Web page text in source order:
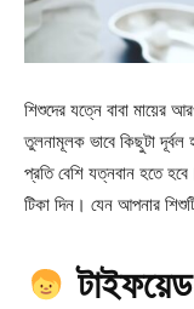
শিশুদের যত্নে বাবা মায়ের
তুলনামূলক ভাবে কিছুটা
প্রতি বেশি যত্নবান হতে
টিকা দিন। যেন আপনার